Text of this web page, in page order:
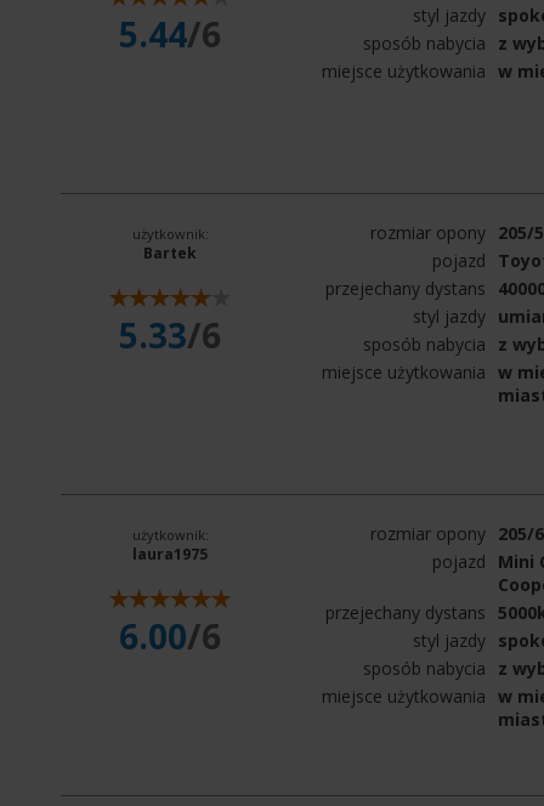
5.44/6
styl jazdy
sposób nabycia
z
miejsce użytkowania w
użytkownik:
Bartek
5.33/6
rozmiar opony 205/
pojazd
przejechany dystans
styl jazdy
sposób nabycia
z
miejsce użytkowania w
użytkownik:
laura1975
6.00/6
rozmiar opony 205/
pojazd
Mini
przejechany dystans
styl jazdy
sposób nabycia
z
miejsce użytkowania w